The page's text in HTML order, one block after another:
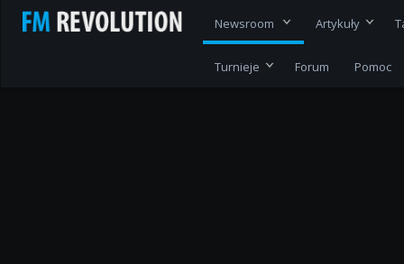
Newsroom Artykuły
Turnieje Forum Pomoc